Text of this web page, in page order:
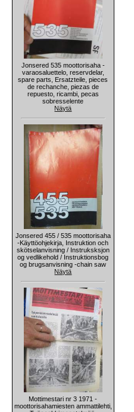
Jonsered 535 moottorisaha -
varaosaluettelo, reservdelar,
spare parts, Ersatzteile, pieces
de rechanche, piezas de
repuesto, ricambi, pecas
sobresselente
Näytä
Jonsered 455 / 535 moottorisaha
-Käyttöohjekirja, Instruktion och
skötselanvisning / Instruksksjon
og vedlikehold / Instruktionsbog
og brugsanvisning -chain saw
Näytä
Mottimestari nr 3 1971 -
moottorisahamiesten ammattilehti,